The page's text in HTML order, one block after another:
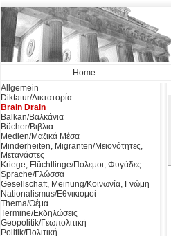
Home
Allgemein
Diktatur/Δικτατορία
Brain Drain
Balkan/Βαλκάνια
Bücher/Βιβλια
Medien/Μαζικά Μέσα
Minderheiten, Migranten/Μειονότητες,
Μετανάστες
Kriege, Flüchtlinge/Πόλεμοι, Φυγάδες
Sprache/Γλώσσα
Gesellschaft, Meinung/Κοινωνία, Γνώμη
Nationalismus/Εθνικισμοί
Thema/Θέμα
Termine/Εκδηλώσεις
Geopolitik/Γεωπολιτική
Politik/Πολιτική